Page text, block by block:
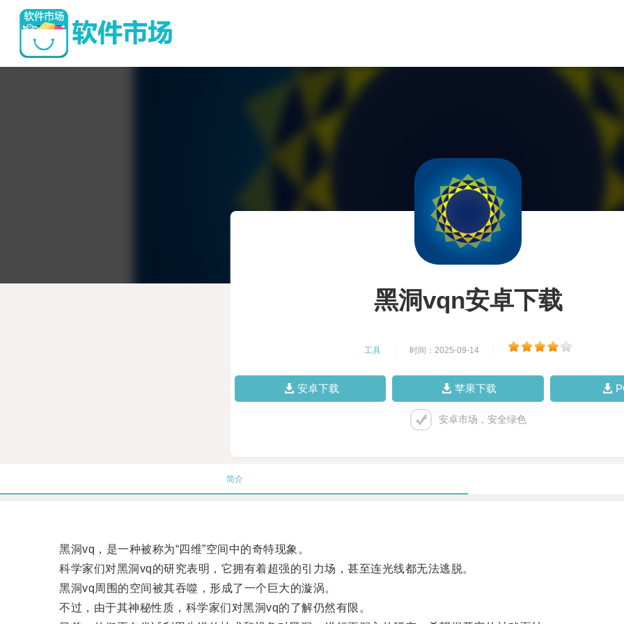
黑洞vqn安卓下载
工具 时间：2025-09-14
安卓下载 苹果下载
安卓市场，安全绿色
简介
黑洞vq，是一种被称为“四维”空间中的奇特现象。
科学家们对黑洞vq的研究表明，它拥有着超强的引力场，甚至连光线都无法逃脱。
黑洞vq周围的空间被其吞噬，形成了一个巨大的漩涡。
不过，由于其神秘性质，科学家们对黑洞vq的了解仍然有限。